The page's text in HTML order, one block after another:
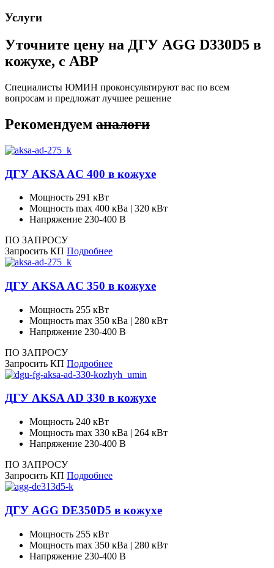
Услуги
Уточните цену на ДГУ AGG D330D5 в
кожухе, с АВР
Специалисты ЮМИН проконсультируют вас по всем
вопросам и предложат лучшее решение
Рекомендуем аналоги
ДГУ AKSA AC 400 в кожухе
Мощность 291 кВт
Мощность max 400 кВа | 320 кВт
Напряжение 230-400 В
ПО ЗАПРОСУ
Запросить КП Подробнее
ДГУ AKSA AC 350 в кожухе
Мощность 255 кВт
Мощность max 350 кВа | 280 кВт
Напряжение 230-400 В
ПО ЗАПРОСУ
Запросить КП Подробнее
ДГУ AKSA AD 330 в кожухе
Мощность 240 кВт
Мощность max 330 кВа | 264 кВт
Напряжение 230-400 В
ПО ЗАПРОСУ
Запросить КП Подробнее
ДГУ AGG DE350D5 в кожухе
Мощность 255 кВт
Мощность max 350 кВа | 280 кВт
Напряжение 230-400 В